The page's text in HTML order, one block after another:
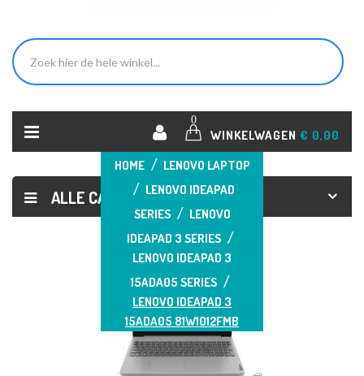
0
WINKELWAGEN € 0,00
ALLE CATEGORIEËN
HOME
LENOVO LAPTOP
LENOVO IDEAPAD
SERIES
LENOVO
IDEAPAD 3 SERIES
LENOVO IDEAPAD 3
15ADA05 SERIES
LENOVO IDEAPAD 3
15ADA05 81W1012FMB